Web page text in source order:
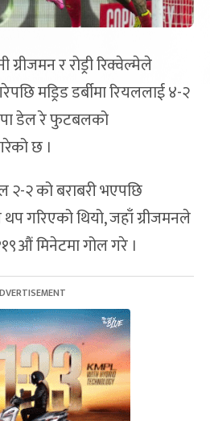
ग्रीजमन र रोड्री रिक्वेल्मेले
मड्रिड डर्बीमा रियललाई ४-२
डेल रे फुटबलको
छ ।
२-२ को बराबरी भएपछि
गरिएको थियो, जहाँ ग्रीजमनले
मिनेटमा गोल गरे ।